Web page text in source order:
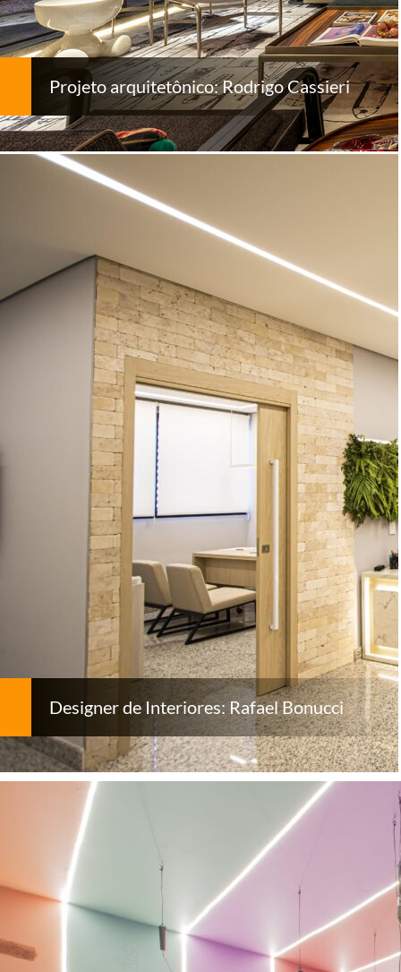
Projeto arquitetônico: Rodrigo Cassieri
Designer de Interiores: Rafael Bonucci